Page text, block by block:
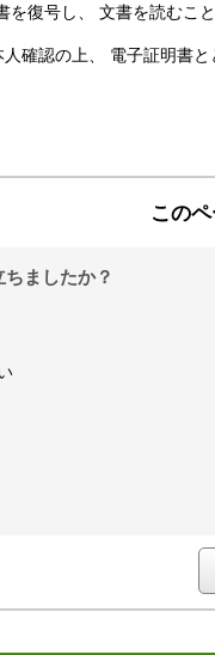
復号し、 文書を読むこと
確認の上、 電子証明書
この
ましたか？